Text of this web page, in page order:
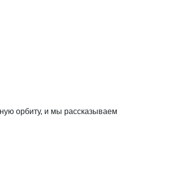
орбиту, и мы рассказываем